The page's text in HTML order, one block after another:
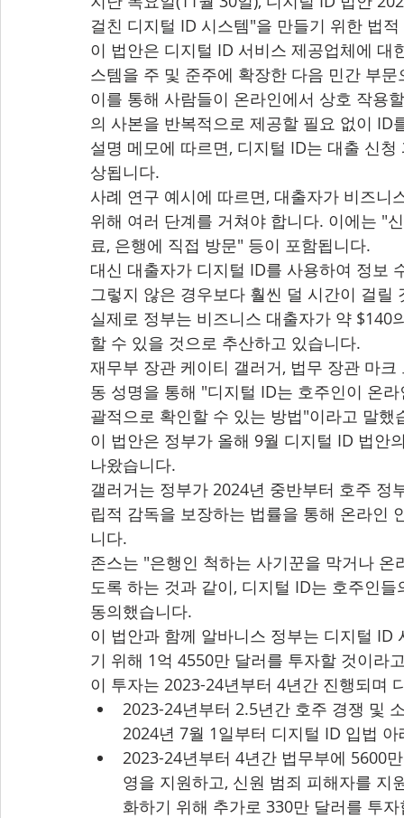
걸친 디지털 ID 시스템"을 만들기 위한 법
이 법안은 디지털 ID 서비스 제공업체에
스템을 주 및 준주에 확장한 다음 민간 부
이를 통해 사람들이 온라인에서 상호 작용
의 사본을 반복적으로 제공할 필요 없이 ID
설명 메모에 따르면, 디지털 ID는 대출 신
상됩니다.
사례 연구 예시에 따르면, 대출자가 비즈
위해 여러 단계를 거쳐야 합니다. 이에는 "
료, 은행에 직접 방문" 등이 포함됩니다.
대신 대출자가 디지털 ID를 사용하여 정보
그렇지 않은 경우보다 훨씬 덜 시간이 걸릴
실제로 정부는 비즈니스 대출자가 약 $140
할 수 있을 것으로 추산하고 있습니다.
재무부 장관 케이티 갤러거, 법무 장관 마
동 성명을 통해 "디지털 ID는 호주인이 온
괄적으로 확인할 수 있는 방법"이라고 말했
이 법안은 정부가 올해 9월 디지털 ID 법
나왔습니다.
갤러거는 정부가 2024년 중반부터 호주 정
립적 감독을 보장하는 법률을 통해 온라인
니다.
존스는 "은행인 척하는 사기꾼을 막거나
도록 하는 것과 같이, 디지털 ID는 호주인
동의했습니다.
이 법안과 함께 알바니스 정부는 디지털
기 위해 1억 4550만 달러를 투자할 것이라
이 투자는 2023-24년부터 4년간 진행되며
2023-24년부터 2.5년간 호주 경쟁 및
2024년 7월 1일부터 디지털 ID 입법
2023-24년부터 4년간 법무부에 5600
영을 지원하고, 신원 범죄 피해자를 지
화하기 위해 추가로 330만 달러를 투